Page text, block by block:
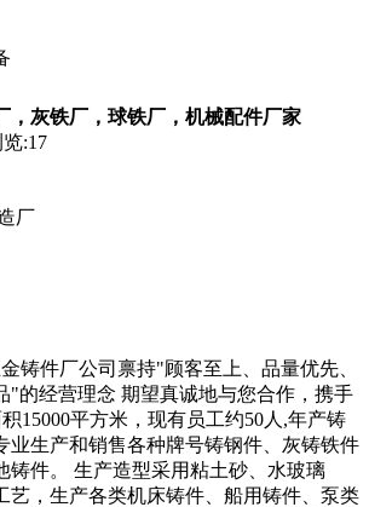
，灰铁厂，球铁厂，机械配件厂家
览:17
厂
件厂公司禀持"顾客至上、品量优先、
"的经营理念 期望真诚地与您合作，携手
15000平方米，现有员工约50人,年产铸
业生产和销售各种牌号铸钢件、灰铸铁件
铸件。 生产造型采用粘土砂、水玻璃
艺，生产各类机床铸件、船用铸件、泵类